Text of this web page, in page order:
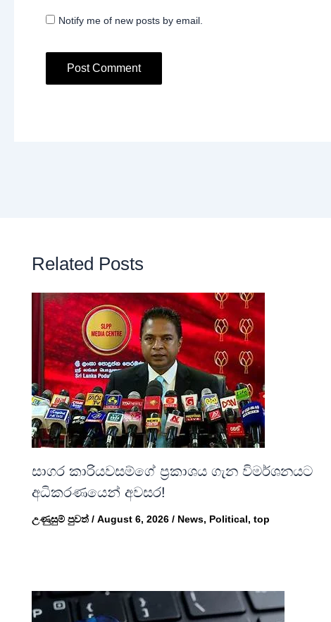
Notify me of new posts by email.
Related Posts
සාගර කාරියවසම්ගේ ප්‍රකාශය ගැන විමර්ශනයට
අධිකරණයෙන් අවසර!
උණුසුම් පුවත් / August 6, 2026 / News, Political, top